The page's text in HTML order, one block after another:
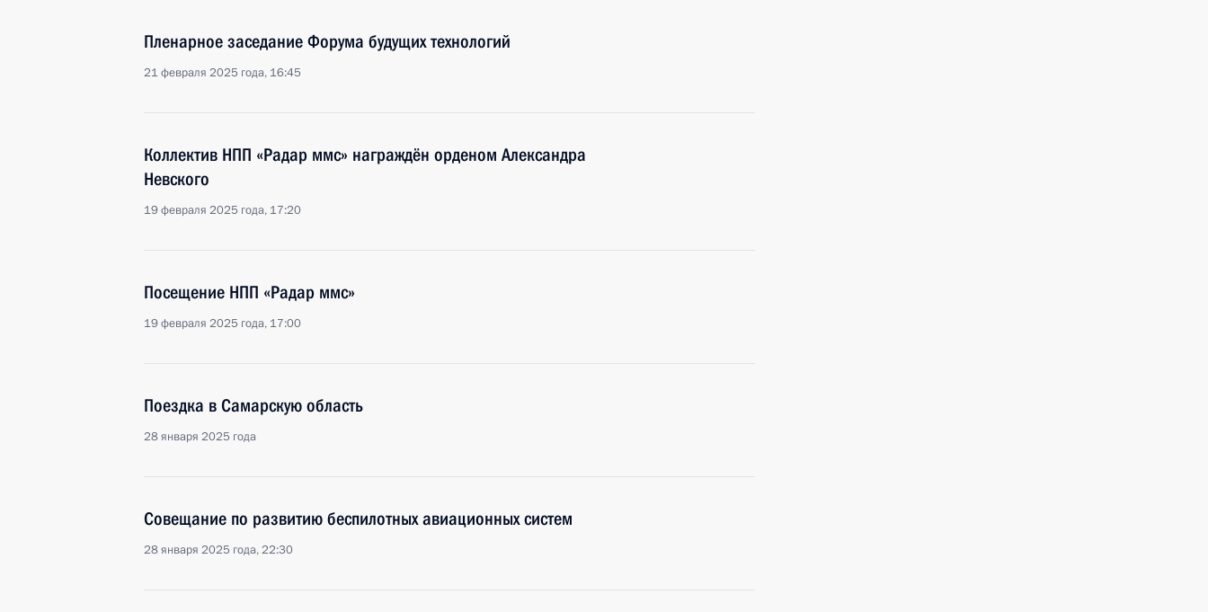
Пленарное заседание Форума будущих технологий
21 февраля 2025 года, 16:45
Коллектив НПП «Радар ммс» награждён орденом Александра
Невского
19 февраля 2025 года, 17:20
Посещение НПП «Радар ммс»
19 февраля 2025 года, 17:00
Поездка в Самарскую область
28 января 2025 года
Совещание по развитию беспилотных авиационных систем
28 января 2025 года, 22:30